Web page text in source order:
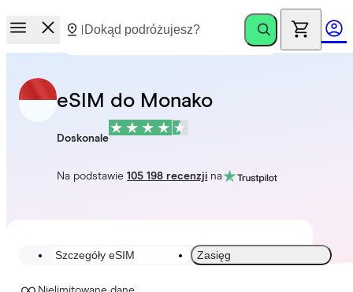
eSIM do Monako
Doskonale
Na podstawie105 198 recenzji na
Szczegóły eSIM Zasięg